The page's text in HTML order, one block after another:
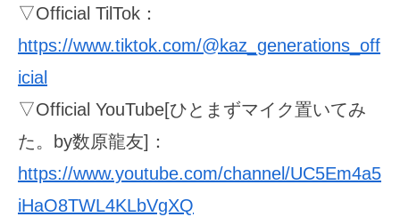
▽Official TilTok：
https://www.tiktok.com/@kaz_generations_off
icial
▽Official YouTube[ひとまずマイク置いてみ
た。by数原龍友]：
https://www.youtube.com/channel/UC5Em4a5
iHaO8TWL4KLbVgXQ